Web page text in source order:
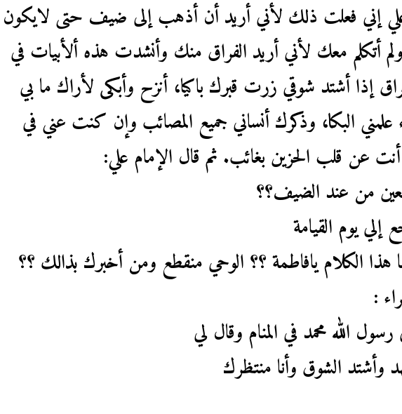
إني فعلت ذلك لأني أريد أن أذهب إلى ضيف حتى لايكون
أتكلم معك لأني أريد الفراق منك وأنشدت هذه ألأبيات في
إذا أشتد شوقي زرت قبرك باكيا، أنزح وأبكى لأراك ما بي
البكا، وذكرك أنساني جميع المصائب وإن كنت عني في
أنت عن قلب الحزين بغائب. ثم قال الإمام علي:
من عند الضيف؟؟
يوم القيامة
هذا الكلام يافاطمة ؟؟ الوحي منقطع ومن أخبرك بذالك ؟؟
:
الله محمد في المنام وقال لي
وأشتد الشوق وأنا منتظرك